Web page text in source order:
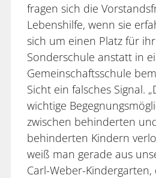
fragen sich die
Lebenshilfe, wenn sie
sich um einen Platz für
Sonderschule anstatt in
Gemeinschaftsschule
Sicht ein falsches Signal.
wichtige
zwischen behinderten
behinderten Kindern
weiß man gerade aus
Carl-Weber-Kindergarten,